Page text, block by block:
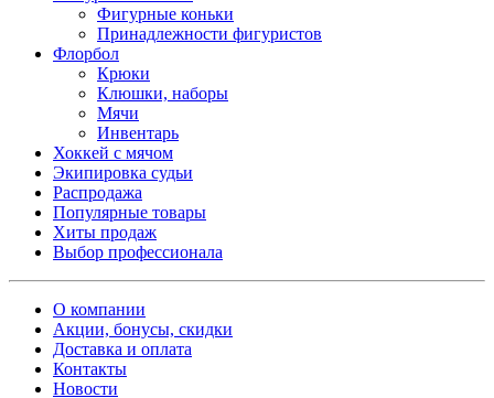
Фигурные коньки
Принадлежности фигуристов
Флорбол
Крюки
Клюшки, наборы
Мячи
Инвентарь
Хоккей с мячом
Экипировка судьи
Распродажа
Популярные товары
Хиты продаж
Выбор профессионала
О компании
Акции, бонусы, скидки
Доставка и оплата
Контакты
Новости